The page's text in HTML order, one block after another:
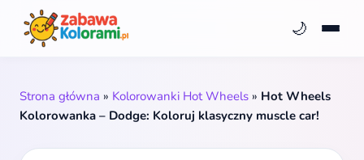
🌙
Strona główna » Kolorowanki Hot Wheels » Hot Wheels
Kolorowanka – Dodge: Koloruj klasyczny muscle car!